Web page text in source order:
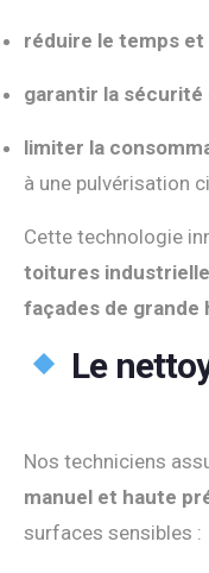
réduire le temps
garantir la
limiter la
à une pulvérisation
Cette technologie
toitures
façades de grande
Le
Nos techniciens
manuel et haute
surfaces sensibles :